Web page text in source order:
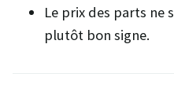
Le prix des parts ne
plutôt bon signe.